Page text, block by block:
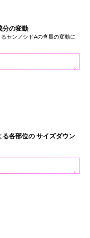
分の変動
センノシドAの含量の変動に
各部位の サイズダウン